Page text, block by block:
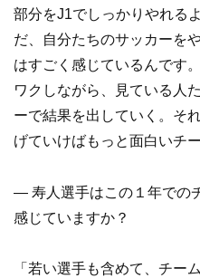
部分をJ1でしっかりやれる
だ、自分たちのサッカーを
はすごく感じているんです
ワクしながら、見ている人
ーで結果を出していく。そ
げていけばもっと面白いチ
― 寿人選手はこの１年での
感じていますか？
「若い選手も含めて、チー